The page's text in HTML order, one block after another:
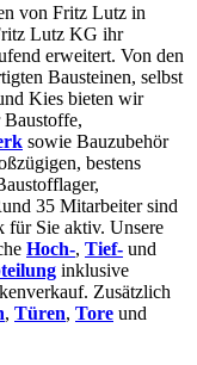
von Fritz Lutz in
Lutz KG ihr
erweitert. Von den
Bausteinen, selbst
Kies bieten wir
Baustoffe,
sowie Bauzubehör
bestens
35 Mitarbeiter sind
für Sie aktiv. Unsere
Hoch-, Tief- und
inklusive
Zusätzlich
, Türen, Tore und